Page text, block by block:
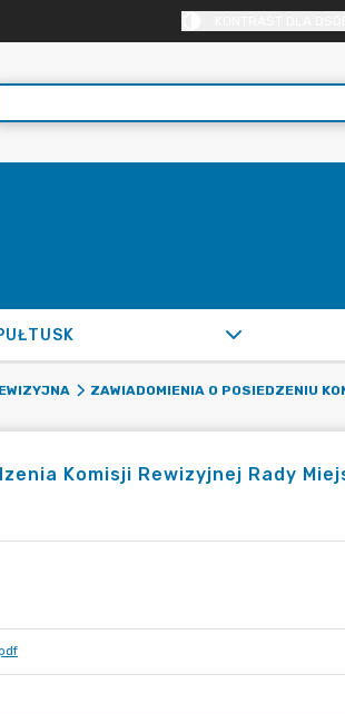
ZAWIADOMIENIA O POSIEDZENIU
Komisji Rewizyjnej Rady